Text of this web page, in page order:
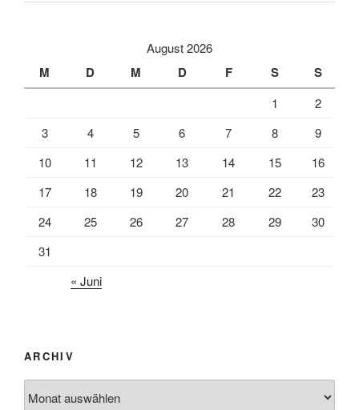
August 2026
M D M D F S S
1
2
3
4 5 6 7 8
9
10
11 12 13 14 15
16
17
18 19 20 21 22
23
24
25 26 27 28 29
30
31
« Juni
ARCHIV